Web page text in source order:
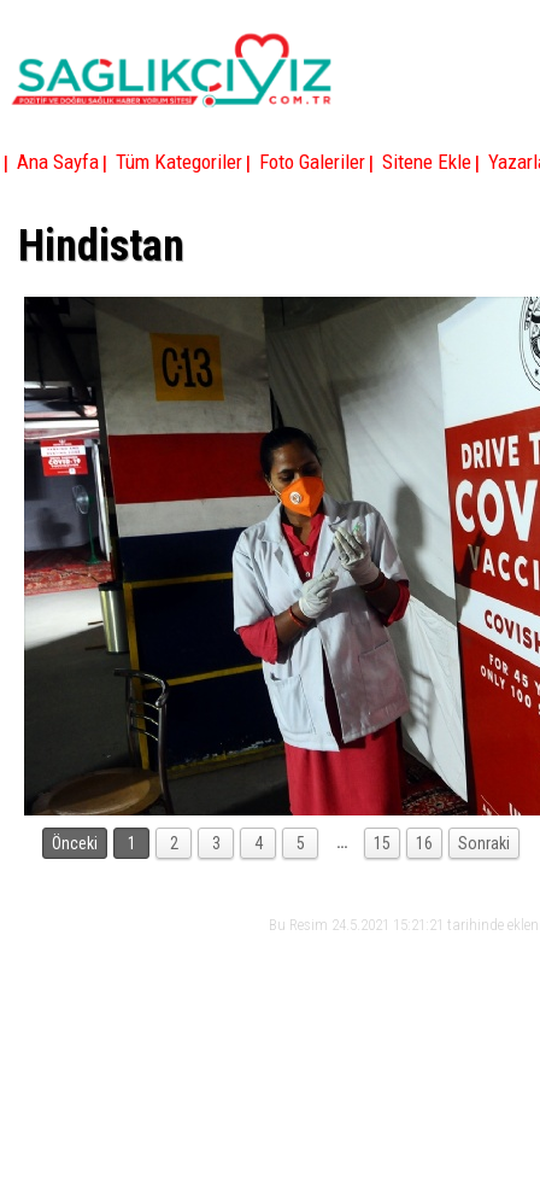
| Ana Sayfa | Tüm Kategoriler | Foto Galeriler | Sitene Ekle |
Hindistan
Önceki 1 2 3 4 5 … 15 16 Sonraki
Bu Resim 24.5.2021 15:21:21 tarihinde